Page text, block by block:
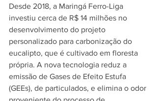
Desde 2018, a Maringá Ferro-Liga
investiu cerca de R$ 14 milhões no
desenvolvimento do projeto
personalizado para carbonização do
eucalipto, que é cultivado em floresta
própria. A nova tecnologia reduz a
emissão de Gases de Efeito Estufa
(GEEs), de particulados, e elimina o odor